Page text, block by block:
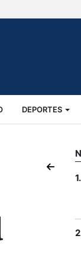
DEPORTES
1.
2